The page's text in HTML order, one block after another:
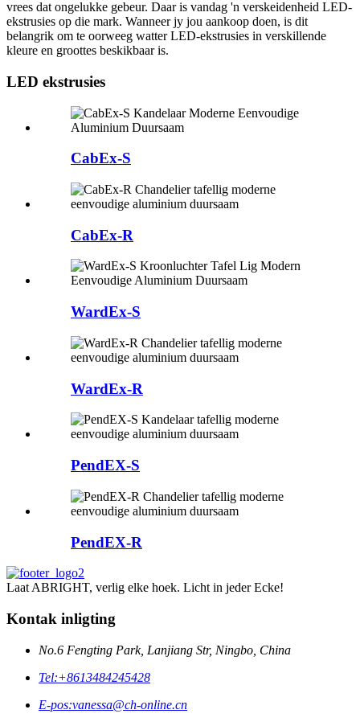
vrees dat ongelukke gebeur. Daar is vandag 'n verskeidenheid LED-
ekstrusies op die mark. Wanneer jy jou aankoop doen, is dit
belangrik om te oorweeg watter LED-ekstrusies in verskillende
kleure en groottes beskikbaar is.
LED ekstrusies
CabEx-S
CabEx-R
WardEx-S
WardEx-R
PendEX-S
PendEX-R
Laat ABRIGHT, verlig elke hoek. Licht in jeder Ecke!
Kontak inligting
No.6 Fengting Park, Lanjiang Str, Ningbo, China
Tel:+8613484245428
E-pos:vanessa@ch-online.cn